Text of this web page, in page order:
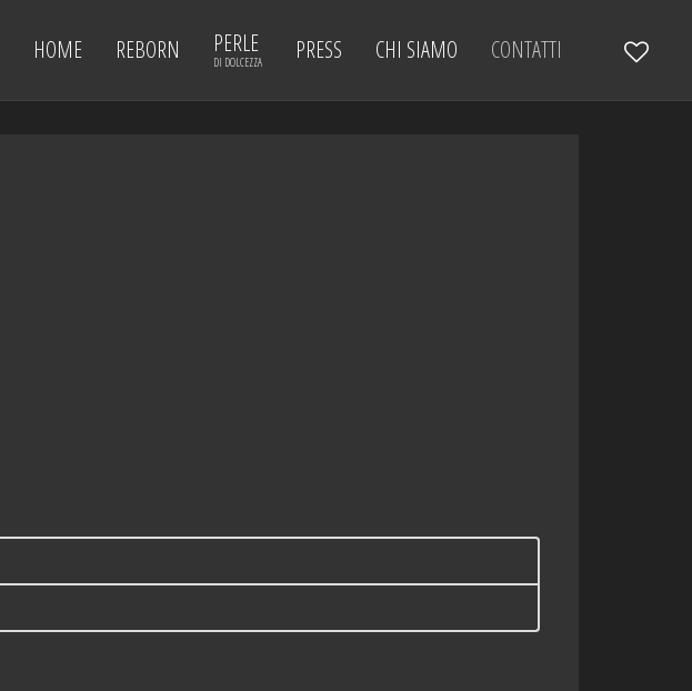
HOME REBORN PERLE
DI DOLCEZZA PRESS CHI SIAMO CONTATTI